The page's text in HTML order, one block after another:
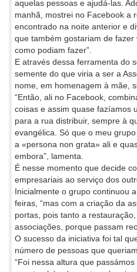
aquelas pessoas e ajudá-las.
manhã, mostrei no Facebook a
encontrado na noite anterior e
que também gostariam de
como podiam fazer”.
E através dessa ferramenta do
semente do que viria a ser a
nome, em homenagem à mãe,
“Então, ali no Facebook,
coisas e assim quase fazíamos
para a rua distribuir, sempre à
evangélica. Só que o meu
a «persona non grata» ali e
embora”, lamenta.
É nesse momento que decide
empresariais ao serviço dos
Inicialmente o grupo continuou
feiras, “mas com a criação da
portas, pois tanto a
associações, porque passam
O sucesso da iniciativa foi tal
número de pessoas que
“Foi nessa altura que